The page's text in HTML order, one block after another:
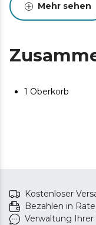
Mehr sehen
1 Oberkorb
Kostenloser
Bezahlen in
Verwaltung